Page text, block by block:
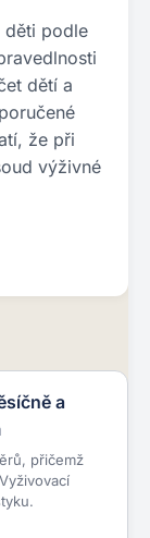
děti podle
dětí a
že při
výživné
a
přičemž